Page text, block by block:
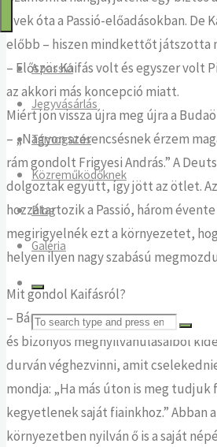
2025
A passió
Jegyvásárlás
Támogatás
Közreműködőknek
Blog
Galéria
Search
for:
évek óta a Passió-előadásokban. De
előbb – hiszen mindkettőt játszotta
– Először Kaifás volt és egyszer volt
az akkori más koncepció miatt.
Miért jön vissza újra meg újra a
– „Nagyon szerencsésnek érzem
rám gondolt Frigyesi András.” A
dolgoztak együtt, így jött az ötlet.
hozzátartozik a Passió, három
megirigyelnék ezt a környezetet,
helyen ilyen nagy szabású
Mit gondol Kaifásról?
– Bár a történet szempontjából
és bizonyos megnyilvánulásaiból
durván véghezvinni, amit
mondja: „Ha más úton is meg
kegyetlenek saját fiainkhoz.” Abban
környezetben nyilván ő is a saját